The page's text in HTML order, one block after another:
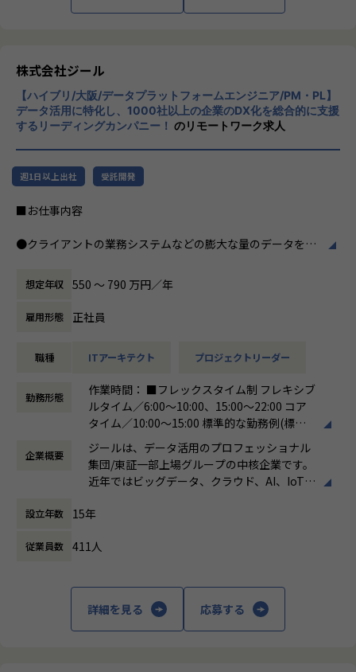
アサイン予定のチームについて
・テクニカルサポートチーム
・2022年に新規に立ち上げたプロジェクトです
・組織拡大へ向けてチーム化を進めています
・幅広い年齢層や男女問わずエンジニアが活躍しており、フ
ラットで多様性のあるチームです。
め、学習トレーニングや検証環境が充実しており、技術スキ
・自宅からのリモートワークが中心ですが、アサイン案件次
データーセンターやお客様拠点での夜間作業が発生する場合
・お客様環境とは別に、0-WAN独自の検証環境もあり、必要
に応じて利用することが出来ます。
・チームメンバーのバックグラウンドを活かして、多様な視
点から意見を出し、品質を高めています
◎ワークライフバランス
・平均残業時間は20h/月、案件によっては夜間作業などによ
り残業時間が多くなる場合もあります。深夜帯には加算があ
ります。
・コミュニケーションは主にSlackにて行い、必要に応じて
オンラインミーティングを行います。
◎募集部門の紹介
ゼロトラスト事業の拡大～立ち上げから1年とこれからの挑
■Mission：専門性と技術力、高度な分析ノ
ズに応えるため、私たちは「プロフェッショ
ナルサービスの大衆化」をミッションとして
掲げております。高い専門性を持った技術
力、深い経験から得られた多様性のある高度
な分析力をハイクオリティ＆ローコストで提
供することで、企業の競争優位確保に貢献す
ることを私たちは使命としております。
員全員が燃える会社」を目指しています。理
展する企業です。そして、社員全員が燃え続
ます。お客様に対する長期的な貢献を果たす
株式会社ジール
【ハイブリ/大阪/データプラットフォームエンジニア/PM・PL】
データ活用に特化し、1000社以上の企業のDX化を総合的に支援
するリーディングカンパニー！ のリモートワーク求人
週1日以上出社 受託開発
■お仕事内容
●クライアントの業務システムなどの膨大な量のデータを蓄
s Intelligence)を含むデータプラットフォームの導入から実
行支援までを行っています。
●クライアントの要望に沿ったデータプラットフォームの企
きます。
く、DB、インフラ、プロジェクト管理、エンドユーザーと
のコミュニケーション能力など、幅広い経験に基づくスキル
アップ・キャリアアップが可能な環境です。
●エンドユーザー様と直接やり取りをする立場であり、要件
定義など上流工程に携われます。
適正に応じて、会社の指示する業務への異動を命じることが
想定年収 550 〜 790 万円／年
雇用形態 正社員
職種 ITアーキテクト プロジェクトリーダー
勤務形態
作業時間： ■フレックスタイム制 フレキシブ
ルタイム／6:00～10:00、15:00～22:00 コア
タイム／10:00～15:00 標準的な勤務例(標準
労働時間)／9:00～18:00
働き方：フレックス制（コアタイムあり）
時間外労働の有無： 有（月平均19時間）
休憩時間： 60分
企業概要
ジールは、データ活用のプロフェッショナル
集団/東証一部上場グループの中核企業です。
近年ではビッグデータ、クラウド、AI、IoTを
する立場にスコープを拡張しています。
顧客の大半は大手企業となっており、30年以
■Mission：専門性と技術力、高度な分析ノ
設立年数 15年
従業員数 411人
詳細を見る 応募する